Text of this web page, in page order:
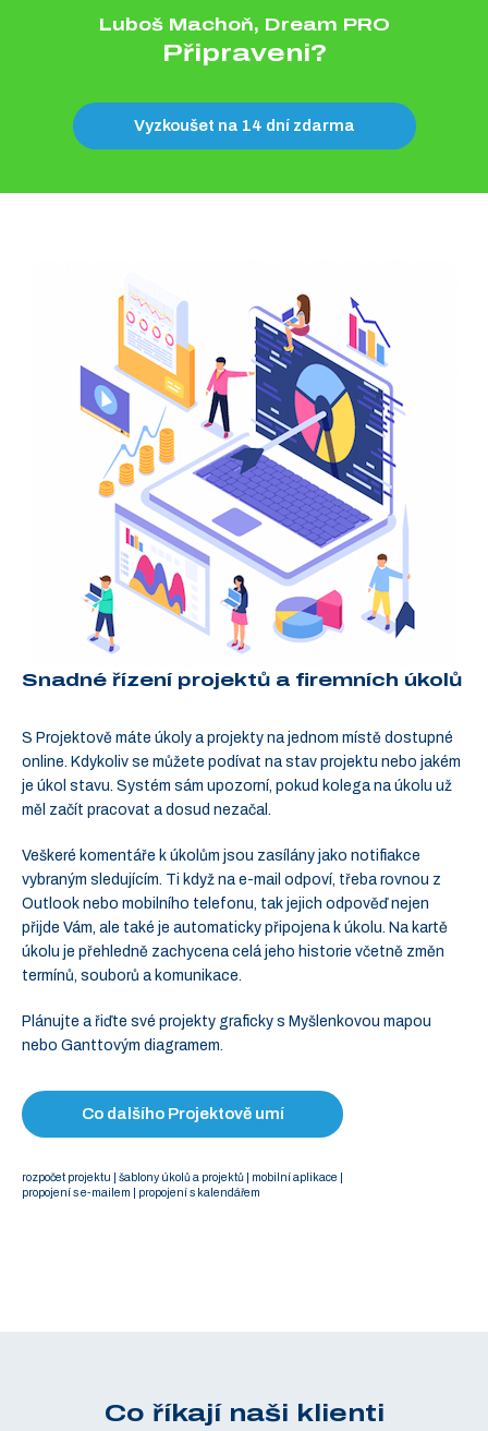
Luboš Machoň, Dream PRO
Připraveni?
Vyzkoušet na 14 dní zdarma
Snadné řízení projektů a firemních úkolů
S Projektově máte úkoly a projekty na jednom místě dostupné
online. Kdykoliv se můžete podívat na stav projektu nebo jakém
je úkol stavu. Systém sám upozorní, pokud kolega na úkolu už
měl začít pracovat a dosud nezačal.
Veškeré komentáře k úkolům jsou zasílány jako notifiakce
vybraným sledujícím. Ti když na e-mail odpoví, třeba rovnou z
Outlook nebo mobilního telefonu, tak jejich odpověď nejen
přijde Vám, ale také je automaticky připojena k úkolu. Na kartě
úkolu je přehledně zachycena celá jeho historie včetně změn
termínů, souborů a komunikace.
Plánujte a řiďte své projekty graficky s Myšlenkovou mapou
nebo Ganttovým diagramem.
Co dalšího Projektově umí
rozpočet projektu | šablony úkolů a projektů | mobilní aplikace |
propojení s e-mailem | propojení s kalendářem
Co říkají naši klienti